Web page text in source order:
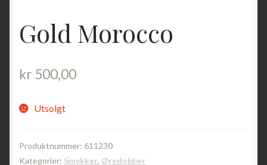
Gold Morocco
kr 500,00
Utsolgt
Produktnummer: 611230
Kategorier: Smykker, Øredobber